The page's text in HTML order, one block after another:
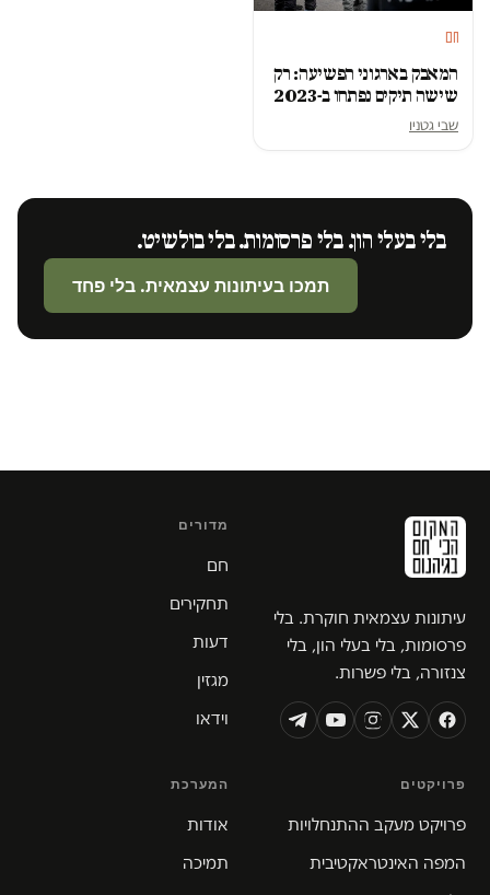
חם
המאבק בארגוני הפשיעה: רק
שישה תיקים נפתחו ב-2023
שבי גטניו
בלי בעלי הון. בלי פרסומות. בלי בולשיט.
תמכו בעיתונות עצמאית. בלי פחד
עיתונות עצמאית חוקרת. בלי
פרסומות, בלי בעלי הון, בלי
צנזורה, בלי פשרות.
מדורים
חם
תחקירים
דעות
מגזין
וידאו
פרויקטים
פרויקט מעקב ההתנחלויות
המפה האינטראקטיבית
המערכת
אודות
תמיכה